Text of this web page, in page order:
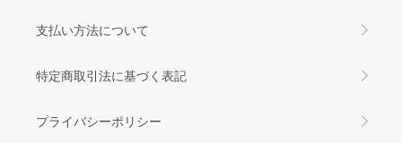
支払い方法について
特定商取引法に基づく表記
プライバシーポリシー